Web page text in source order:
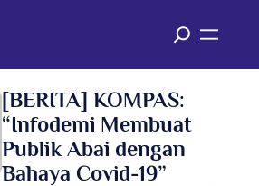
[BERITA] KOMPAS:
“Infodemi Membuat
Publik Abai dengan
Bahaya Covid-19”